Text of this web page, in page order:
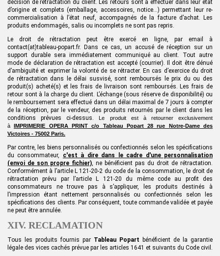
décision de rétractation du client. Les retours sont à effectuer dans leur état
d’origine et complets (emballage, accessoires, notice...) permettant leur re-
commercialisation à l’état neuf, accompagnés de la facture d’achat. Les
produits endommagés, salis ou incomplets ne sont pas repris.
Le droit de rétractation peut être exercé en ligne, par email à
contact(at)tableau-popart.fr. Dans ce cas, un accusé de réception sur un
support durable sera immédiatement communiqué au client. Tout autre
mode de déclaration de rétractation est accepté (courrier). Il doit être dénué
d’ambiguïté et exprimer la volonté de se rétracter. En cas d’exercice du droit
de rétractation dans le délai susvisé, sont remboursés le prix du ou des
produit(s) acheté(s) et les frais de livraison sont remboursés. Les frais de
retour sont à la charge du client. L’échange (sous réserve de disponibilité) ou
le remboursement sera effectué dans un délai maximal de 7 jours à compter
de la réception, par le vendeur, des produits retournés par le client dans les
conditions prévues ci-dessus.
Le produit est à retourner exclusivement
à
IMPRIMERIE OPERA PRINTc/o Tableau Popart 28 rue Notre-Dame des
Victoires - 75002 Paris.
Par contre, les biens personnalisés ou confectionnés selon les spécifications
du consommateur, c'est à dire dans le cadre d'une personnalisation
(envoi de son propre fichier), ne bénéficient pas du droit de rétractation.
Conformément à l’article L 121-20-2 du code de la consommation, le droit de
rétractation prévu par l’article L 121-20 du même code au profit des
consommateurs ne trouve pas à s’appliquer, les produits destinés à
l’impression étant nettement personnalisés ou confectionnés selon les
spécifications des clients. Par conséquent, toute commande validée et payée
ne peut être annulée.
XIV. RECLAMATION
Tous les produits fournis par Tableau Popart bénéficient de la garantie
légale des vices cachés prévue par les articles 1641 et suivants du Code civil.